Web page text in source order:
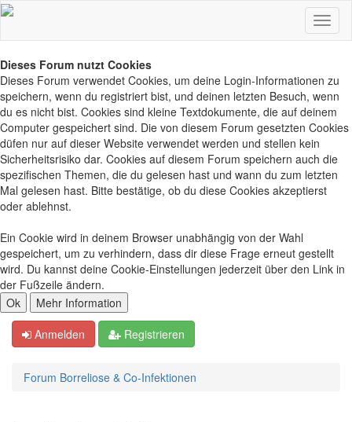
Dieses Forum nutzt Cookies
Dieses Forum verwendet Cookies, um deine Login-Informationen zu
speichern, wenn du registriert bist, und deinen letzten Besuch, wenn
du es nicht bist. Cookies sind kleine Textdokumente, die auf deinem
Computer gespeichert sind. Die von diesem Forum gesetzten Cookies
düfen nur auf dieser Website verwendet werden und stellen kein
Sicherheitsrisiko dar. Cookies auf diesem Forum speichern auch die
spezifischen Themen, die du gelesen hast und wann du zum letzten
Mal gelesen hast. Bitte bestätige, ob du diese Cookies akzeptierst
oder ablehnst.
Ein Cookie wird in deinem Browser unabhängig von der Wahl
gespeichert, um zu verhindern, dass dir diese Frage erneut gestellt
wird. Du kannst deine Cookie-Einstellungen jederzeit über den Link in
der Fußzeile ändern.
Anmelden Registrieren
Forum Borreliose & Co-Infektionen